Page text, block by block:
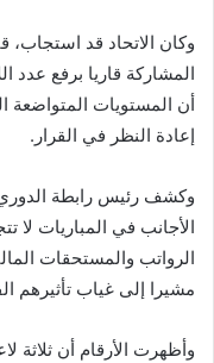
وكان الاتحاد قد استجاب،
المشاركة قاريا برفع عدد
أن المستويات المتواضعة
إعادة النظر في القرار.
وكشف رئيس رابطة الدوري
الرواتب والمستحقات
مشيرا إلى غياب تأثيرهم